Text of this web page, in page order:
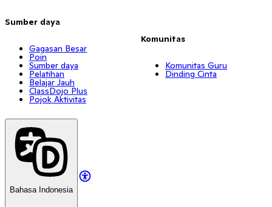
Sumber daya
Gagasan Besar
Poin
Sumber daya
Pelatihan
Belajar Jauh
ClassDojo Plus
Pojok Aktivitas
Komunitas
Komunitas Guru
Dinding Cinta
Bahasa Indonesia